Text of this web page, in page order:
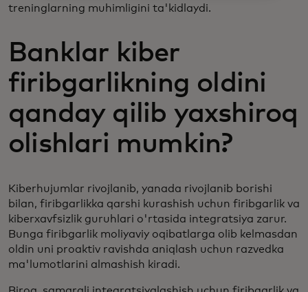
treninglarning muhimligini ta'kidlaydi.
Banklar kiber
firibgarlikning oldini
qanday qilib yaxshiroq
olishlari mumkin?
Kiberhujumlar rivojlanib, yanada rivojlanib borishi
bilan, firibgarlikka qarshi kurashish uchun firibgarlik va
kiberxavfsizlik guruhlari o'rtasida integratsiya zarur.
Bunga firibgarlik moliyaviy oqibatlarga olib kelmasdan
oldin uni proaktiv ravishda aniqlash uchun razvedka
ma'lumotlarini almashish kiradi.